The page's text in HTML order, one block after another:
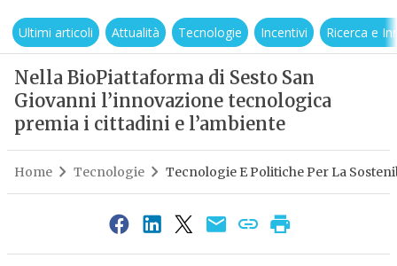
Ultimi articoli Attualità Tecnologie Incentivi Ricerca e
Nella BioPiattaforma di Sesto San
Giovanni l’innovazione tecnologica
premia i cittadini e l’ambiente
Home Tecnologie Tecnologie E Politiche Per La